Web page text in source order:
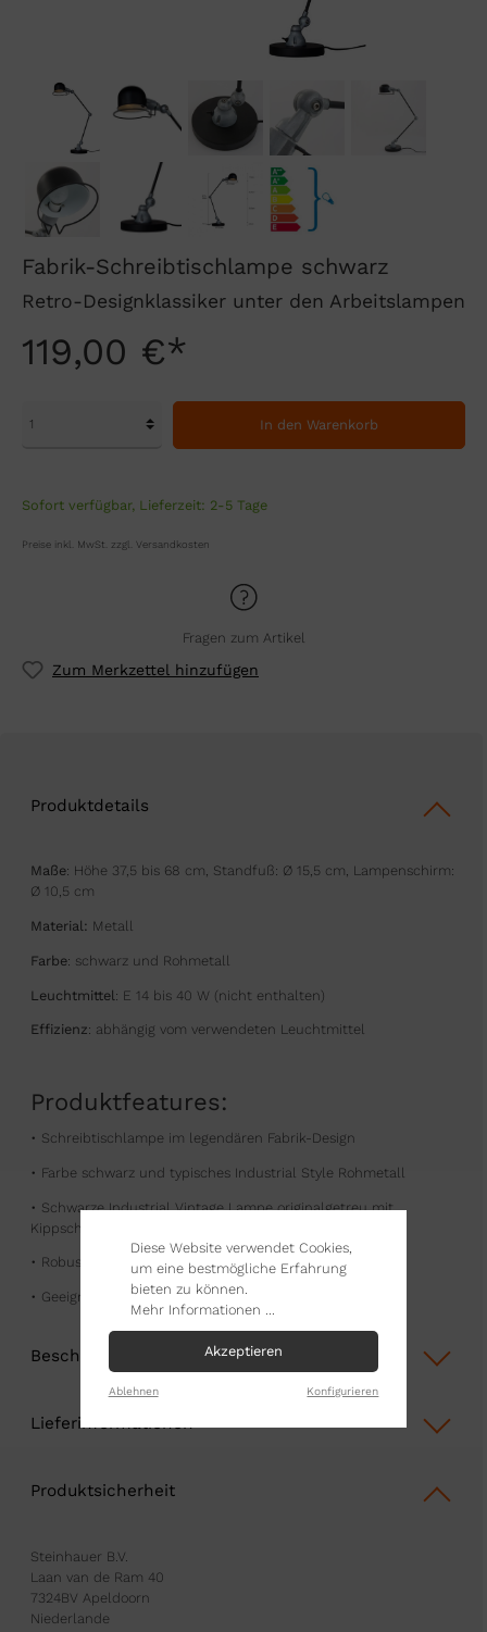
Fabrik-Schreibtischlampe schwarz
Retro-Designklassiker unter den Arbeitslampen
119,00 €*
In den Warenkorb
Sofort verfügbar, Lieferzeit: 2-5 Tage
Preise inkl. MwSt. zzgl. Versandkosten
Fragen zum Artikel
Zum Merkzettel hinzufügen
Produktdetails
Maße: Höhe 37,5 bis 68 cm, Standfuß: Ø 15,5 cm, Lampenschirm:
Ø 10,5 cm
Material: Metall
Farbe: schwarz und Rohmetall
Leuchtmittel : E 14 bis 40 W (nicht enthalten)
Effizienz: abhängig vom verwendeten Leuchtmittel
Produktfeatures:
• Schreibtischlampe im legendären Fabrik-Design
• Farbe schwarz und typisches Industrial Style Rohmetall
• Schwarze Industrial Vintage Lampe originalgetreu mit
Kippschalter
• Robust, grazil und legendäres Design
• Geeignet für Zuhause, Büro und Showroom
Beschreibung
Lieferinformationen
Produktsicherheit
Steinhauer B.V.
Laan van de Ram 40
7324BV Apeldoorn
Niederlande
Diese Website verwendet Cookies,
um eine bestmögliche Erfahrung
bieten zu können.
Mehr Informationen ...
Akzeptieren
Ablehnen Konfigurieren